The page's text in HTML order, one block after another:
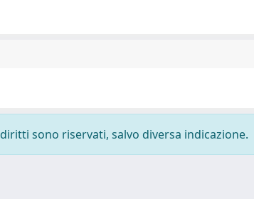
sono riservati, salvo diversa indicazione.